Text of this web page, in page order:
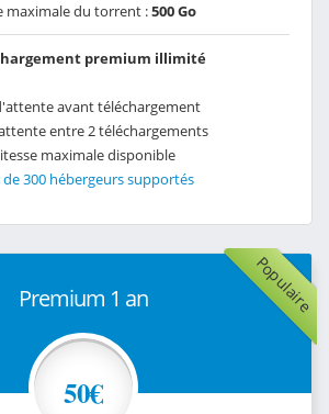
maximale du torrent :500 Go
premium illimité
avant téléchargement
entre 2 téléchargements
maximale disponible
de 300 hébergeurs supportés
Populaire
Premium 1 an
50€